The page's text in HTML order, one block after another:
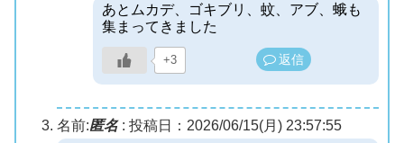
あとムカデ、ゴキブリ、蚊、アブ、蛾も
集まってきました
+3 返信
名前:匿名: 投稿日：2026/06/15(月) 23:57:55